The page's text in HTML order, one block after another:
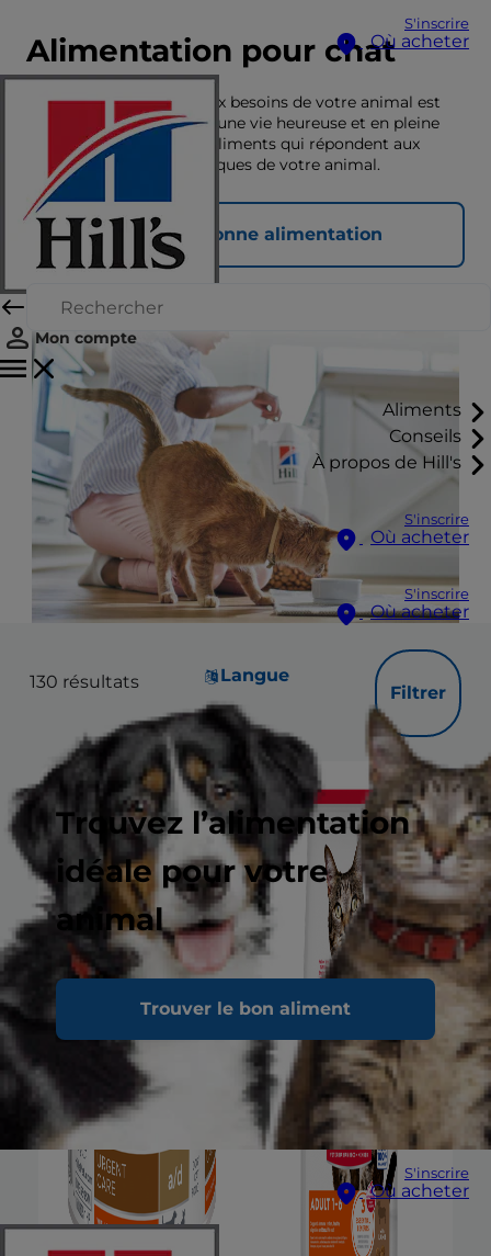
S'inscrire
Où acheter
Mon compte
Aliments
Conseils
À propos de Hill's
S'inscrire
Où acheter
S'inscrire
Où acheter
Langue
Trouvez l’alimentation
idéale pour votre
animal
Trouver le bon aliment
S'inscrire
Où acheter
Alimentation pour chat
Une nutrition adaptée aux besoins de votre animal est
essentielle pour lui offrir une vie heureuse et en pleine
santé. Découvrez ici les aliments qui répondent aux
besoins nutritionnels uniques de votre animal.
Choisir la bonne alimentation
130 résultats
Filtrer